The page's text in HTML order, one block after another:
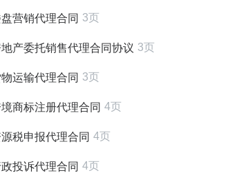
营销代理合同 3页
地产委托销售代理合同协议 3页
运输代理合同 3页
商标注册代理合同 4页
税申报代理合同 4页
投诉代理合同 4页